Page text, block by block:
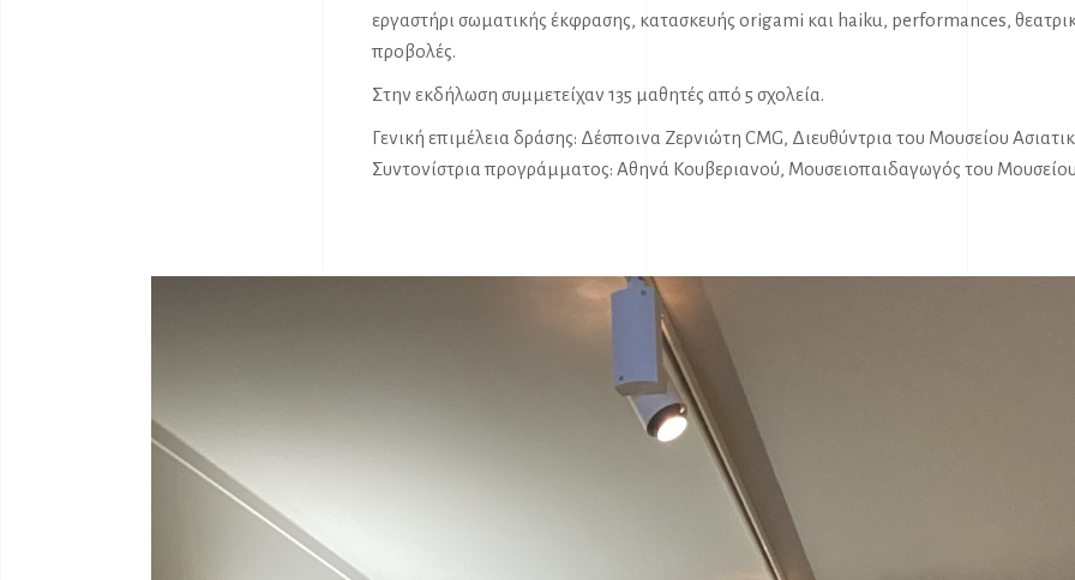
εργαστήρι σωματικής έκφρασης, κατασκευής origami και haiku, performances,
προβολές.
Στην εκδήλωση συμμετείχαν 135 μαθητές από 5 σχολεία.
Γενική επιμέλεια δράσης: Δέσποινα Ζερνιώτη CMG, Διευθύντρια του Μουσείου
Συντονίστρια προγράμματος: Αθηνά Κουβεριανού, Μουσειοπαιδαγωγός του